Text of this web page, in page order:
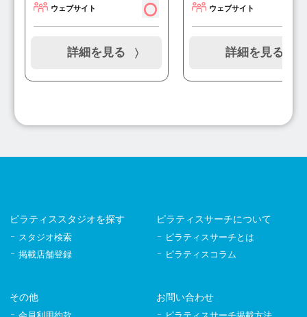
ウェブサイト
詳細を見る
ウェブサイト
詳細を見る
ピラティススタジオを探す
スタジオ検索
掲載店舗登録
ピラティスサーチについて
ピラティスサーチとは
ピラティスコラム
その他 お問い合わせ